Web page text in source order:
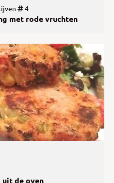
4
met rode vruchten
uit de oven